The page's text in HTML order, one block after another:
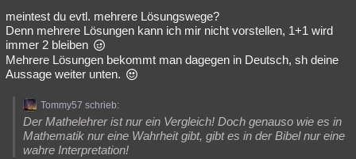
meintest du evtl. mehrere Lösungswege?
Denn mehrere Lösungen kann ich mir nicht vorstellen, 1+1 wird
immer 2 bleiben
Mehrere Lösungen bekommt man dagegen in Deutsch, sh deine
Aussage weiter unten.
Tommy57 schrieb:
Der Mathelehrer ist nur ein Vergleich! Doch genauso wie es in
Mathematik nur eine Wahrheit gibt, gibt es in der Bibel nur eine
wahre Interpretation!